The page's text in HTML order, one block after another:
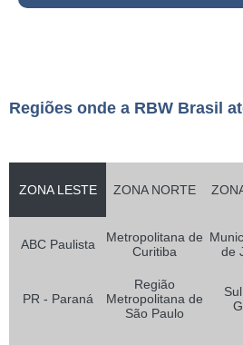
Regiões onde a RBW Brasil
ZONA LESTE ZONA NORTE
ABC Paulista
Metropolitana de
Curitiba
de
PR - Paraná
Região
Metropolitana de
São Paulo